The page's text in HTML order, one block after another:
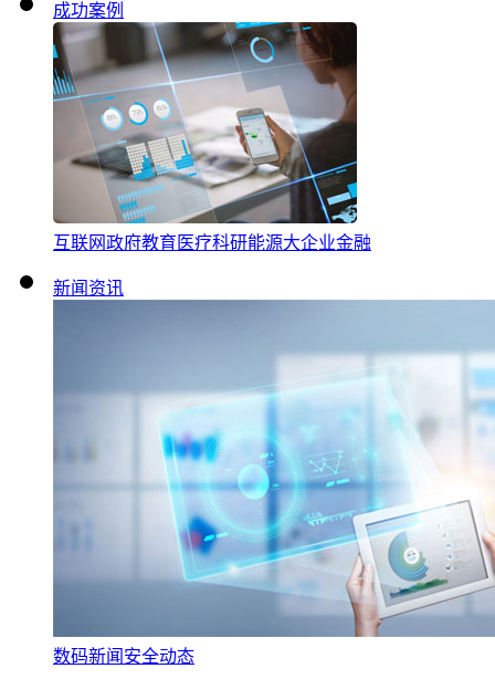
成功案例
互联网政府教育 医疗科研能源大企业金融
新闻资讯
数码新闻 安全动态